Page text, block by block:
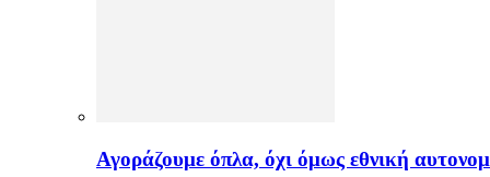
Αγοράζουμε όπλα, όχι όμως εθνική